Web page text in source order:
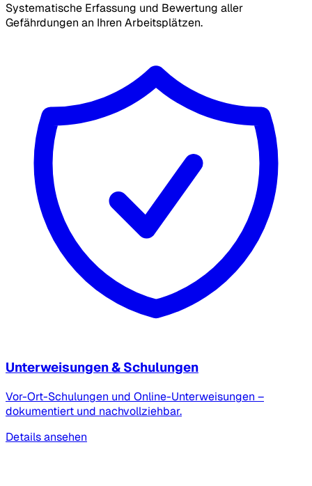
Systematische Erfassung und Bewertung aller
Gefährdungen an Ihren Arbeitsplätzen.
Unterweisungen & Schulungen
Vor-Ort-Schulungen und Online-Unterweisungen –
dokumentiert und nachvollziehbar.
Details ansehen